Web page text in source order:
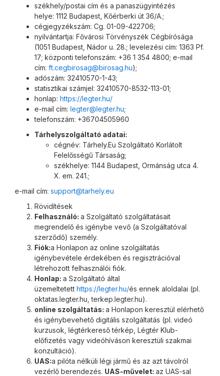
székhely/postai cím és a panaszügyintézés
helye: 1112 Budapest, Kőérberki út 36/A.;
cégjegyzékszám: Cg. 01-09-422706;
nyilvántartja: Fővárosi Törvényszék Cégbírósága
(1051 Budapest, Nádor u. 28.; levelezési cím: 1363 Pf.
17; központi telefonszám: +36 1 354 4800; e-mail
cím: ft.cegbirosag@birosag.hu);
adószám: 32410570-1-43;
statisztikai számjel: 32410570-8532-113-01;
honlap: https://legter.hu/
e-mail cím: legter@legter.hu;
telefonszám: +36704505960
Tárhelyszolgáltató adatai:
cégnév: Tárhely.Eu Szolgáltató Korlátolt
Felelősségű Társaság;
székhelye: 1144 Budapest, Ormánság utca 4.
X. em. 241.;
e-mail cím: support@tarhely.eu
Rövidítések
Felhasználó: a Szolgáltató szolgáltatásait
megrendelő és igénybe vevő (a Szolgáltatóval
szerződő) személy.
Fiók:a Honlapon az online szolgáltatás
igénybevétele érdekében és regisztrációval
létrehozott felhasználói fiók.
Honlap: a Szolgáltató által
üzemeltetett https://legter.hu/és ennek aloldalai (pl.
oktatas.legter.hu, terkep.legter.hu).
online szolgáltatás: a Honlapon keresztül elérhető
és igénybevehető digitális szolgáltatás (pl. videó
kurzusok, légtérkereső térkép, Légtér Klub-
előfizetés vagy videóhíváson keresztüli szakmai
konzultáció).
UAS:a pilóta nélküli légi jármű és az azt távolról
vezérlő berendezés. UAS-művelet: az UAS-sal